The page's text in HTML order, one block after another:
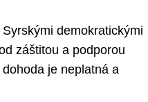
demokratickými
záštitou a podporou
je neplatná a